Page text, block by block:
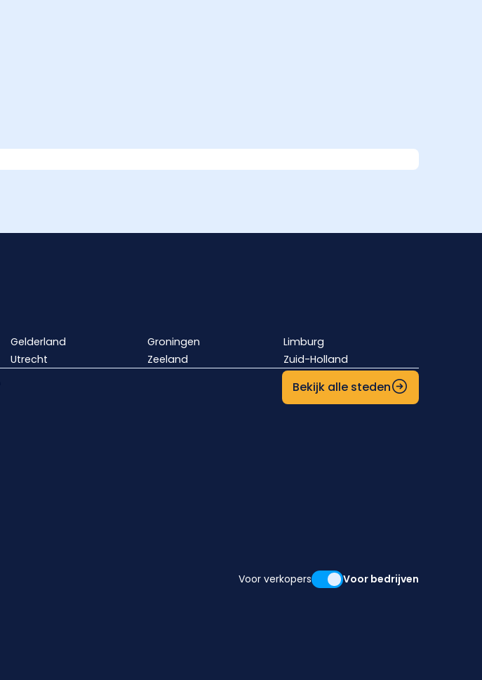
Gelderland Groningen
Limburg
Utrecht Zeeland Zuid-Holland
Bekijk alle steden
Voor verkopers Voor bedrijven